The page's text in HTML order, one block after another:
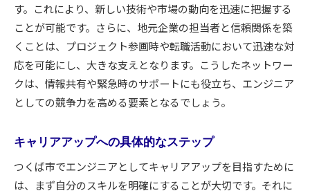
す。これにより、新しい技術や市場の動向を迅速に把握する
ことが可能です。さらに、地元企業の担当者と信頼関係を築
くことは、プロジェクト参画時や転職活動において迅速な対
応を可能にし、大きな支えとなります。こうしたネットワー
クは、情報共有や緊急時のサポートにも役立ち、エンジニア
としての競争力を高める要素となるでしょう。
キャリアアップへの具体的なステップ
つくば市でエンジニアとしてキャリアアップを目指すために
は、まず自分のスキルを明確にすることが大切です。それに